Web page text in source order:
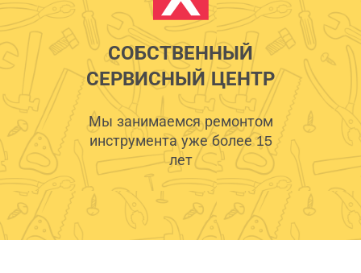
СОБСТВЕННЫЙ
СЕРВИСНЫЙ ЦЕНТР
Мы занимаемся ремонтом
инструмента уже более 15
лет